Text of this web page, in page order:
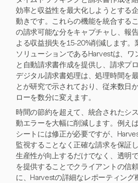
効率と収益性を最大化しようとする
動きです。これらの機能を統合する
の請求可能な分をキャプチャし、報
よる収益損失を15-20%削減します。
ソリューションであるHarvestは、ワ
と自動請求書作成を提供し、請求プ
デジタル請求書処理は、処理時間を
とが研究で示されており、従来数日
ローを数分に変えます。
時間の節約を超えて、統合されたシ
動エラーを大幅に削減します。例え
シートには修正が必要ですが、
監視することなく正確な請求を保証
生産性が向上するだけでなく、透明
を提供することでクライアントの信
に、Harvestの詳細なレポーティング